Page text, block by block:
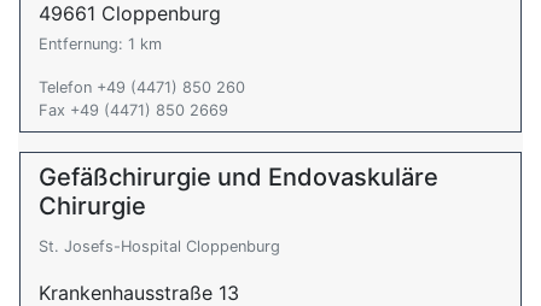
49661 Cloppenburg
Entfernung: 1 km
Telefon +49 (4471) 850 260
Fax +49 (4471) 850 2669
Gefäßchirurgie und Endovaskuläre
Chirurgie
St. Josefs-Hospital Cloppenburg
Krankenhausstraße 13